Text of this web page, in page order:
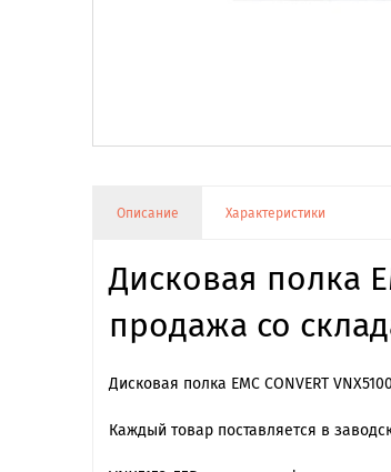
Описание Характеристики
Дисковая полка
продажа со
Дисковая полка EMC CONVERT
Каждый товар поставляется в